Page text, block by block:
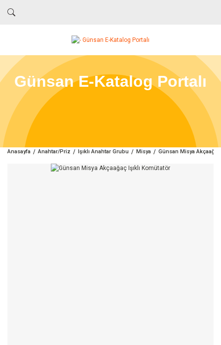
Günsan E-Katalog Portalı
Anasayfa Anahtar/Priz Işıklı Anahtar Grubu Misya Günsan Misya Akçaağaç